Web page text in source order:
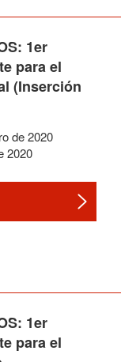
1er
para el
(Inserción
de2020
2020
1er
para el